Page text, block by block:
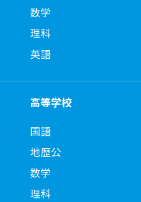
数学
理科
英語
高等学校
国語
地歴公
数学
理科